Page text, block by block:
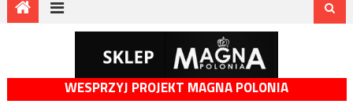
WESPRZYJ PROJEKT MAGNA POLONIA